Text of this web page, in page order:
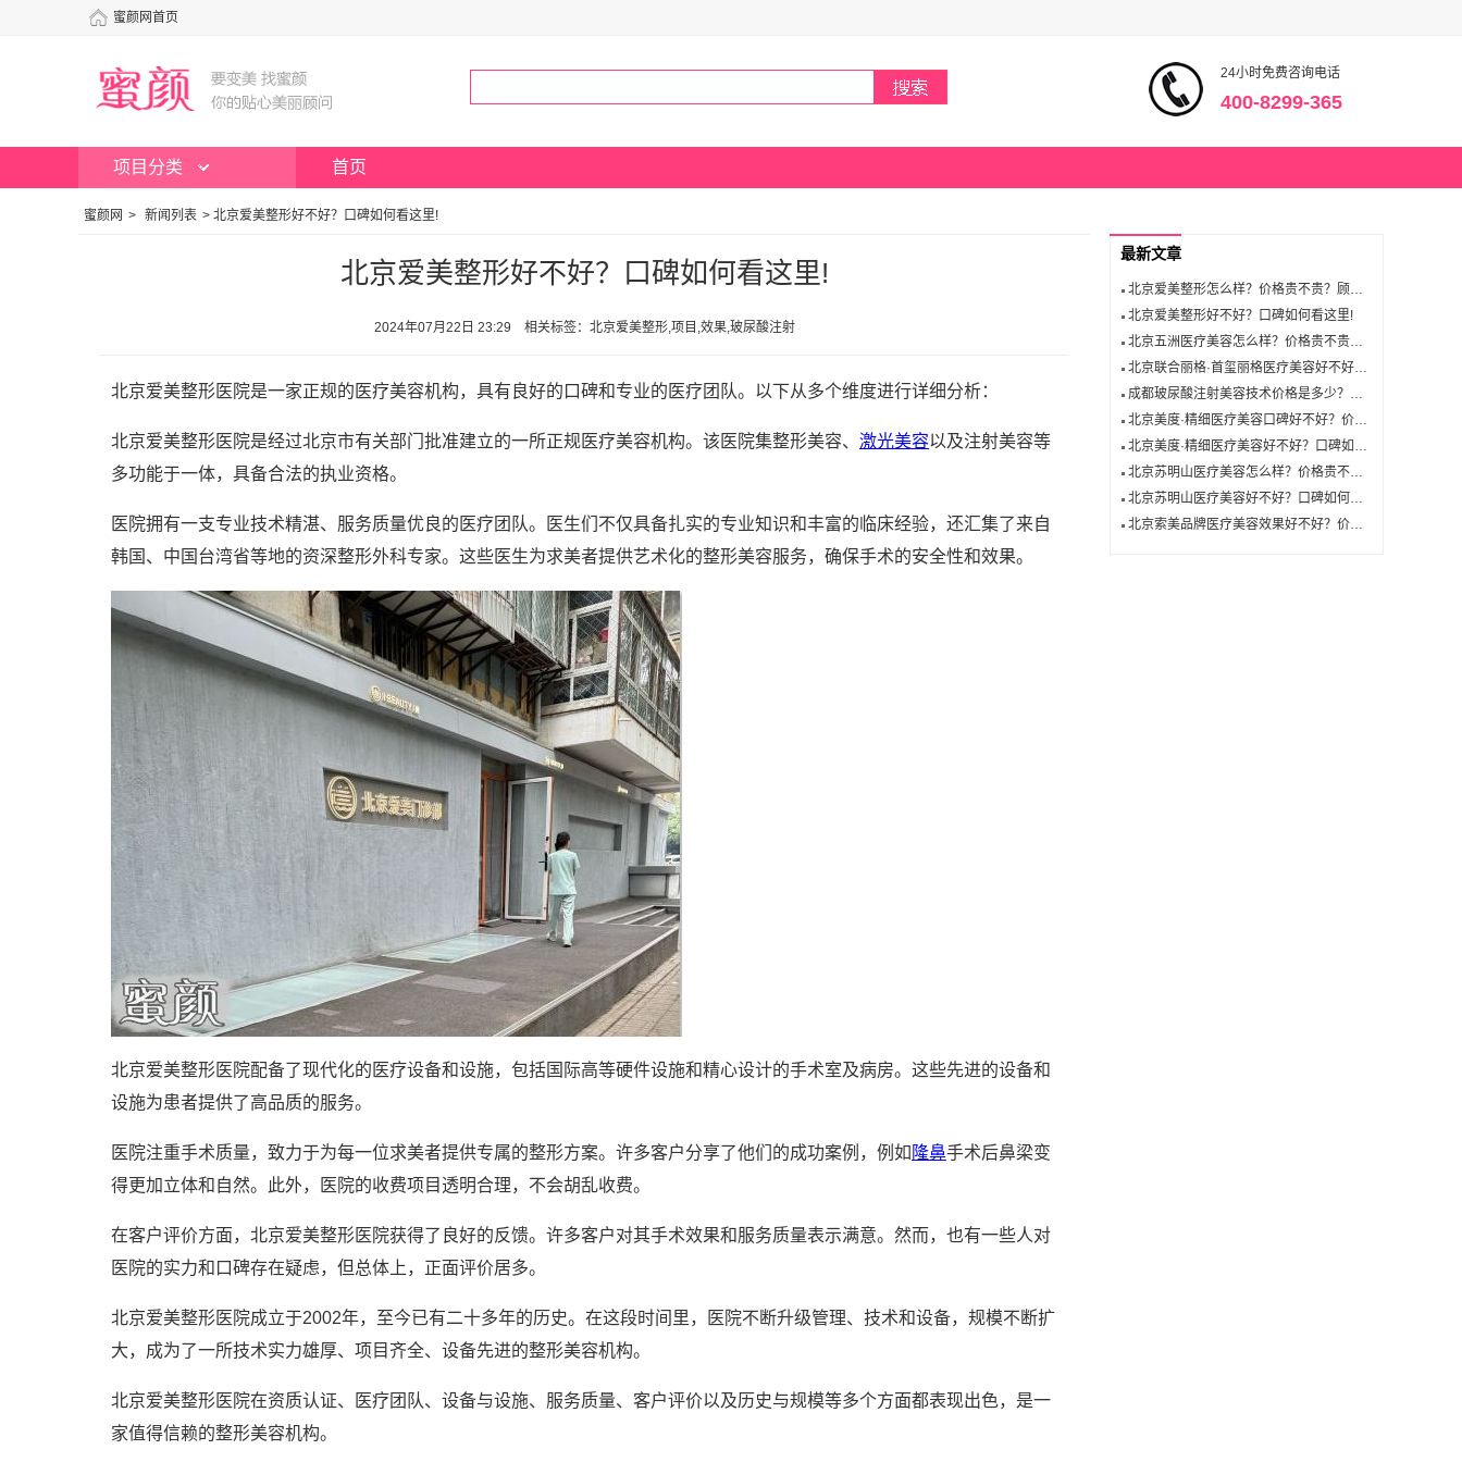
蜜颜网首页
24小时免费咨询电话
400-8299-365
项目分类 首页
蜜颜网 > 新闻列表 > 北京爱美整形好不好？口碑如何看这里!
北京爱美整形好不好？口碑如何看这里!
2024年07月22日 23:29 相关标签：北京爱美整形,项目,效果,玻尿酸注射
北京爱美整形医院是一家正规的医疗美容机构，具有良好的口碑和专业的医疗团队。以下从多个维度进行详细分析：
北京爱美整形医院是经过北京市有关部门批准建立的一所正规医疗美容机构。该医院集整形美容、 激光美容以及注射美容等
多功能于一体，具备合法的执业资格。
医院拥有一支专业技术精湛、服务质量优良的医疗团队。医生们不仅具备扎实的专业知识和丰富的临床经验，还汇集了来自
韩国、中国台湾省等地的资深整形外科专家。这些医生为求美者提供艺术化的整形美容服务，确保手术的安全性和效果。
北京爱美整形医院配备了现代化的医疗设备和设施，包括国际高等硬件设施和精心设计的手术室及病房。这些先进的设备和
设施为患者提供了高品质的服务。
医院注重手术质量，致力于为每一位求美者提供专属的整形方案。许多客户分享了他们的成功案例，例如 隆鼻手术后鼻梁变
得更加立体和自然。此外，医院的收费项目透明合理，不会胡乱收费。
在客户评价方面，北京爱美整形医院获得了良好的反馈。许多客户对其手术效果和服务质量表示满意。然而，也有一些人对
医院的实力和口碑存在疑虑，但总体上，正面评价居多。
北京爱美整形医院成立于2002年，至今已有二十多年的历史。在这段时间里，医院不断升级管理、技术和设备，规模不断扩
大，成为了一所技术实力雄厚、项目齐全、设备先进的整形美容机构。
北京爱美整形医院在资质认证、医疗团队、设备与设施、服务质量、客户评价以及历史与规模等多个方面都表现出色，是一
家值得信赖的整形美容机构。
最新文章
北京爱美整形怎么样？价格贵不贵？顾客好评才是根本
北京爱美整形好不好？口碑如何看这里!
北京五洲医疗美容怎么样？价格贵不贵？顾客好评才是根本
北京联合丽格·首玺丽格医疗美容好不好？口碑如何看这里!
成都玻尿酸注射美容技术价格是多少？最新价格指南！
北京美度·精细医疗美容口碑好不好？价格多少？顾客真实反馈
北京美度·精细医疗美容好不好？口碑如何看这里!
北京苏明山医疗美容怎么样？价格贵不贵？顾客好评才是根本
北京苏明山医疗美容好不好？口碑如何看这里!
北京索美品牌医疗美容效果好不好？价格如何？顾客真实评价